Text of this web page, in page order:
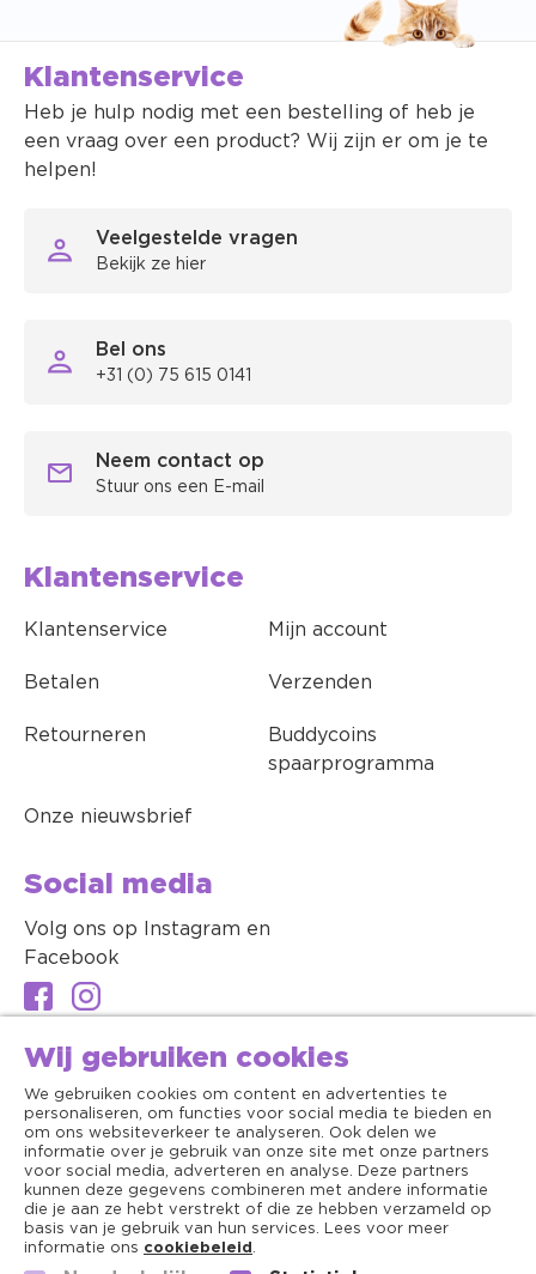
Klantenservice
Heb je hulp nodig met een bestelling of heb je
een vraag over een product? Wij zijn er om je te
helpen!
Veelgestelde vragen
Bekijk ze hier
Bel ons
+31 (0) 75 615 0141
Neem contact op
Stuur ons een E-mail
Klantenservice
Klantenservice Mijn account
Betalen Verzenden
Retourneren
Buddycoins
spaarprogramma
Onze nieuwsbrief
Social media
Volg ons op Instagram en
Facebook
Wij gebruiken cookies
We gebruiken cookies om content en advertenties te
personaliseren, om functies voor social media te bieden en
om ons websiteverkeer te analyseren. Ook delen we
informatie over je gebruik van onze site met onze partners
voor social media, adverteren en analyse. Deze partners
kunnen deze gegevens combineren met andere informatie
die je aan ze hebt verstrekt of die ze hebben verzameld op
basis van je gebruik van hun services. Lees voor meer
informatie ons cookiebeleid .